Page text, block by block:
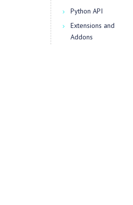
Python API
Extensions and
Addons